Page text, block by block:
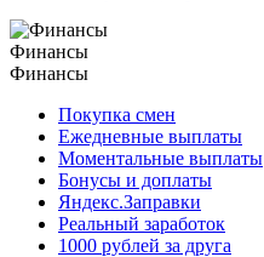
Финансы
Финансы
Покупка смен
Ежедневные выплаты
Моментальные выплаты
Бонусы и доплаты
Яндекс.Заправки
Реальный заработок
1000 рублей за друга